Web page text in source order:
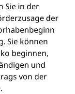
Sie in der
der
Sie können
beginnen,
und
von der